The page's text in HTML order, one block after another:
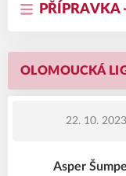
PŘÍPRAVKA
OLOMOUCKÁ
22. 10.
Asper